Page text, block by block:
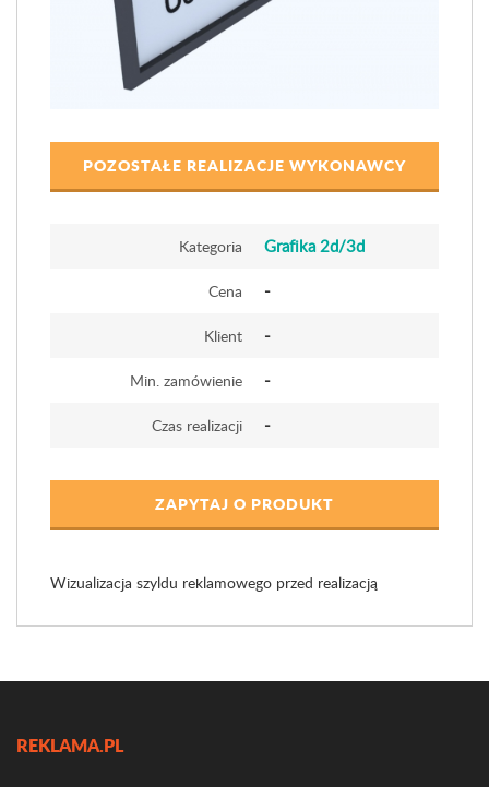
POZOSTAŁE REALIZACJE WYKONAWCY
Kategoria Grafika 2d/3d
Cena -
Klient -
Min. zamówienie -
Czas realizacji -
ZAPYTAJ O PRODUKT
Wizualizacja szyldu reklamowego przed realizacją
REKLAMA.PL